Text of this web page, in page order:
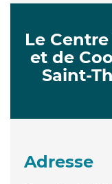
Le
et de
Saint-
Adresse